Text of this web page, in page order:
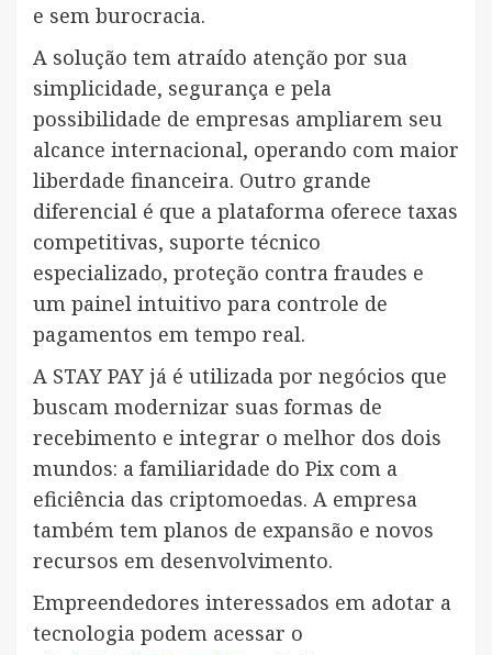
e sem burocracia.
A solução tem atraído atenção por sua
simplicidade, segurança e pela
possibilidade de empresas ampliarem seu
alcance internacional, operando com maior
liberdade financeira. Outro grande
diferencial é que a plataforma oferece taxas
competitivas, suporte técnico
especializado, proteção contra fraudes e
um painel intuitivo para controle de
pagamentos em tempo real.
A STAY PAY já é utilizada por negócios que
buscam modernizar suas formas de
recebimento e integrar o melhor dos dois
mundos: a familiaridade do Pix com a
eficiência das criptomoedas. A empresa
também tem planos de expansão e novos
recursos em desenvolvimento.
Empreendedores interessados em adotar a
tecnologia podem acessar o